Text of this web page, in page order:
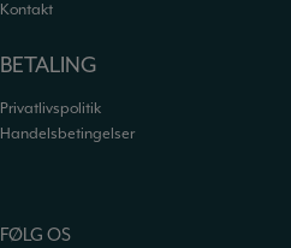
Kontakt
BETALING
Privatlivspolitik
Handelsbetingelser
FØLG OS